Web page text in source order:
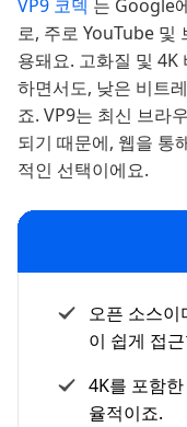
VP9 코덱 는 Google
로, 주로 YouTube 및
용돼요. 고화질 및
하면서도, 낮은 비트
죠. VP9는 최신 브라
되기 때문에, 웹을 통
적인 선택이에요.
오픈 소스이
이 쉽게 접
4K를 포함한
율적이죠.